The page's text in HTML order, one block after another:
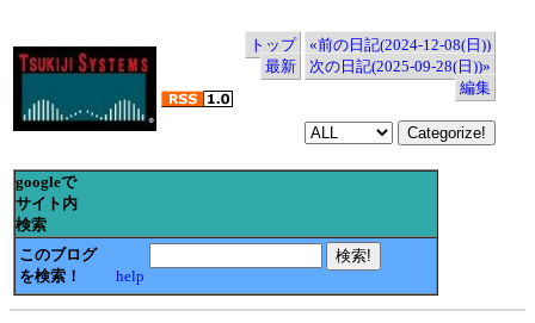
トップ
«前の日記(2024-12-08(日))
最新
次の日記(2025-09-28(日))»
編集
googleで
サイト内
検索
このブログ
を検索！
help